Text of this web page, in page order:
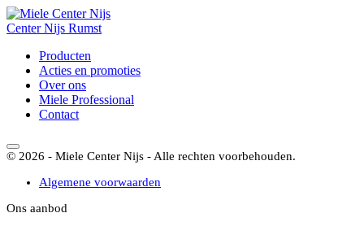
CenterNijs Rumst
Producten
Acties en promoties
Over ons
Miele Professional
Contact
© 2026 - Miele Center Nijs - Alle rechten voorbehouden.
Algemene voorwaarden
Ons aanbod